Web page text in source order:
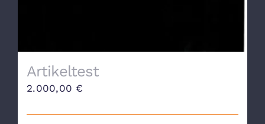
Artikeltest
2.000,00 €